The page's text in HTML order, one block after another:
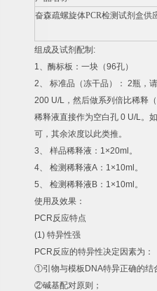
奋森疏螺旋体PCR检测试剂盒供
组成及试剂配制 :
1、酶标板：一块（96孔）
2、 标准品（冻干品）： 2瓶，
200 U/L ，然后做系列倍比稀释
稀释液直接作为空白孔 0 U/L。
可，其余浓度以此类推。
3、 样品稀释液： 1×20ml 。
4、 检测稀释液A ： 1×10ml 。
5、 检测稀释液 B ： 1×10ml 。
使用及效果：
PCR反应特点
(1) 特异性强
PCR反应的特异性决定因素为：
①引物与模板 DNA特异正确的结
②碱基配对原则；